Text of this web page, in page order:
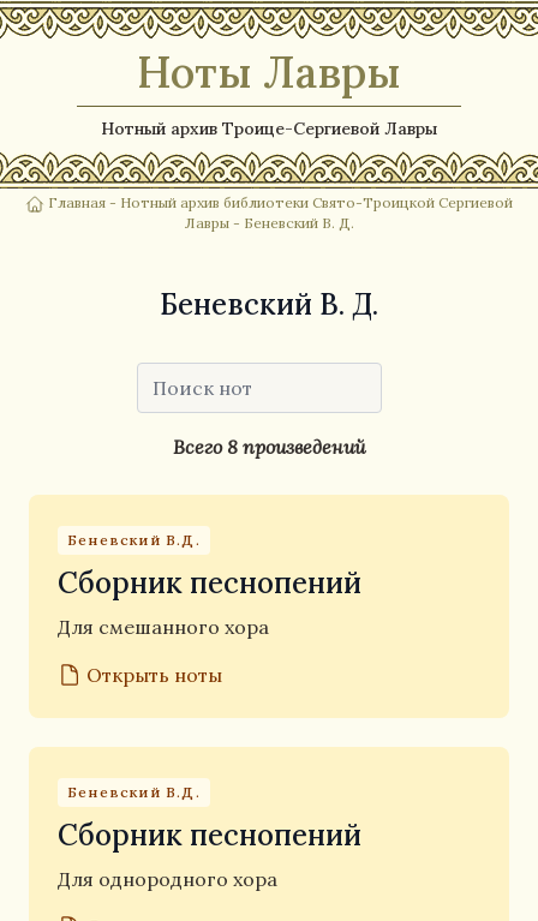
Ноты Лавры
Нотный архив Троице-Сергиевой Лавры
Главная - Нотный архив библиотеки Свято-Троицкой Сергиевой
Лавры- Беневский В. Д.
Беневский В. Д.
Всего 8 произведений
Беневский В.Д.
Сборник песнопений
Для смешанного хора
Открыть ноты
Беневский В.Д.
Сборник песнопений
Для однородного хора